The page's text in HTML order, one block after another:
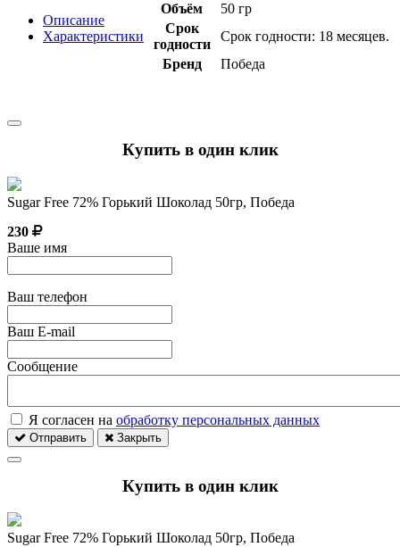
Описание
Характеристики
Объём
50 гр
Срок
годности
Срок годности: 18 месяцев.
Бренд
Победа
Купить в один клик
Sugar Free 72% Горький Шоколад 50гр, Победа
230
Ваше имя
Ваш телефон
Ваш E-mail
Сообщение
Я согласен на обработку персональных данных
Отправить Закрыть
Купить в один клик
Sugar Free 72% Горький Шоколад 50гр, Победа